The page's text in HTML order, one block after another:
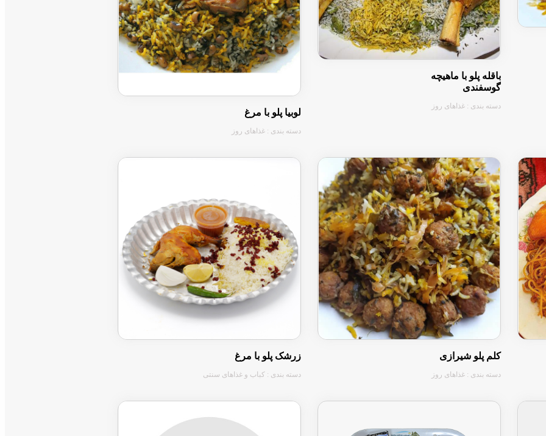
باقله پلو با ماهیچه
گوسفندی
دسته بندی : غذاهای روز
لوبیا پلو با مرغ
دسته بندی : غذاهای روز
کلم پلو شیرازی
دسته بندی : غذاهای روز
زرشک پلو با مرغ
دسته بندی : کباب و غذاهای سنتی